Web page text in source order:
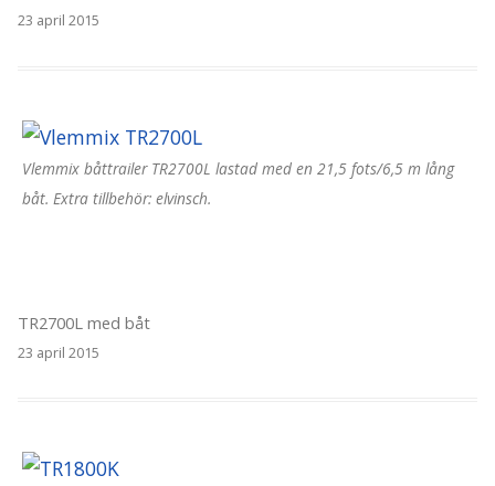
23 april 2015
Vlemmix båttrailer TR2700L lastad med en 21,5 fots/6,5 m lång
båt. Extra tillbehör: elvinsch.
TR2700L med båt
23 april 2015